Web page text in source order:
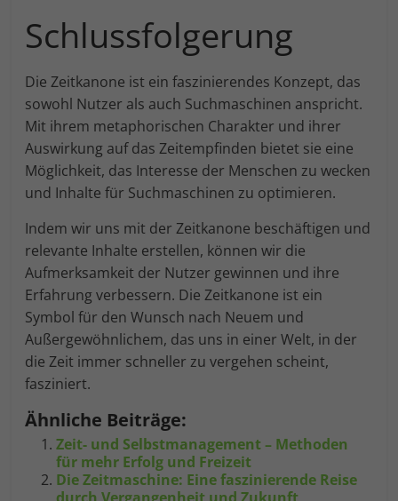
Schlussfolgerung
Die Zeitkanone ist ein faszinierendes Konzept, das
sowohl Nutzer als auch Suchmaschinen anspricht.
Mit ihrem metaphorischen Charakter und ihrer
Auswirkung auf das Zeitempfinden bietet sie eine
Möglichkeit, das Interesse der Menschen zu wecken
und Inhalte für Suchmaschinen zu optimieren.
Indem wir uns mit der Zeitkanone beschäftigen und
relevante Inhalte erstellen, können wir die
Aufmerksamkeit der Nutzer gewinnen und ihre
Erfahrung verbessern. Die Zeitkanone ist ein
Symbol für den Wunsch nach Neuem und
Außergewöhnlichem, das uns in einer Welt, in der
die Zeit immer schneller zu vergehen scheint,
fasziniert.
Ähnliche Beiträge:
Zeit- und Selbstmanagement – Methoden
für mehr Erfolg und Freizeit
Die Zeitmaschine: Eine faszinierende Reise
durch Vergangenheit und Zukunft